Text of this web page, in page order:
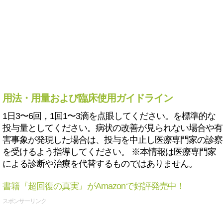
用法・用量および臨床使用ガイドライン
1日3〜6回，1回1〜3滴を点眼してください。を標準的な
投与量としてください。病状の改善が見られない場合や有
害事象が発現した場合は、投与を中止し医療専門家の診察
を受けるよう指導してください。 ※本情報は医療専門家
による診断や治療を代替するものではありません。
書籍『超回復の真実』がAmazonで好評発売中！
スポンサーリンク